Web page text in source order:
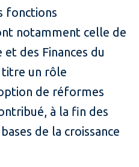
fonctions
notamment celle de
des Finances du
titre un rôle
de réformes
à la fin des
de la croissance